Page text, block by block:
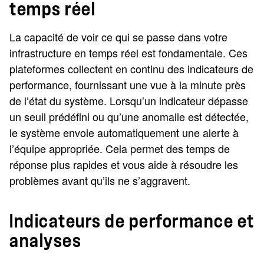
temps réel
La capacité de voir ce qui se passe dans votre
infrastructure en temps réel est fondamentale. Ces
plateformes collectent en continu des indicateurs de
performance, fournissant une vue à la minute près
de l’état du système. Lorsqu’un indicateur dépasse
un seuil prédéfini ou qu’une anomalie est détectée,
le système envoie automatiquement une alerte à
l’équipe appropriée. Cela permet des temps de
réponse plus rapides et vous aide à résoudre les
problèmes avant qu’ils ne s’aggravent.
Indicateurs de performance et
analyses